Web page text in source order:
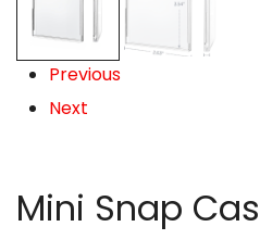
Previous
Next
Mini Snap